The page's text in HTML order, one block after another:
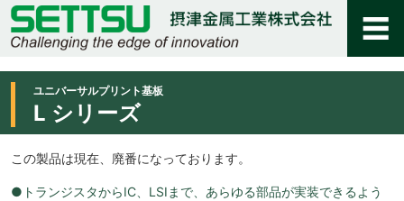
ユニバーサルプリント基板
L シリーズ
この製品は現在、廃番になっております。
●トランジスタからIC、LSIまで、あらゆる部品が実装できるよう